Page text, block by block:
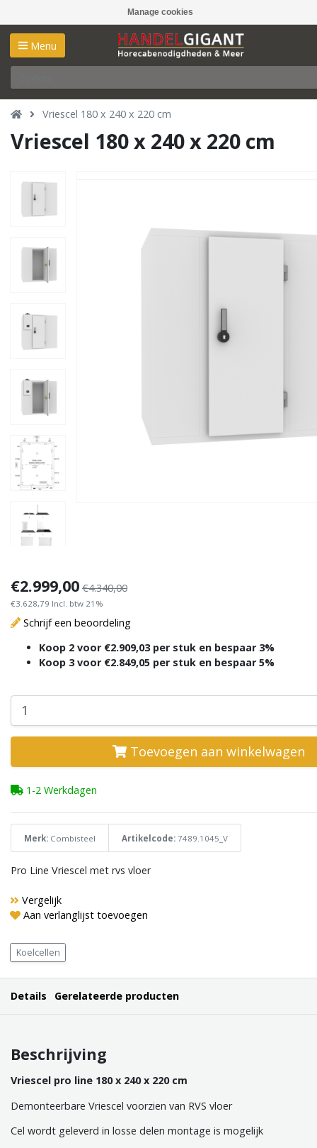
Manage cookies
Menu
Vriescel 180 x 240 x 220 cm
Vriescel 180 x 240 x 220 cm
€2.999,00 €4.340,00
€3.628,79 Incl. btw 21%
Schrijf een beoordeling
Koop 2 voor €2.909,03 per stuk en bespaar 3%
Koop 3 voor €2.849,05 per stuk en bespaar 5%
Toevoegen aan winkelwagen
1-2 Werkdagen
Merk: Combisteel Artikelcode: 7489.1045_V
Pro Line Vriescel met rvs vloer
Vergelijk
Aan verlanglijst toevoegen
Koelcellen
Details Gerelateerde producten
Beschrijving
Vriescel pro line 180 x 240 x 220 cm
Demonteerbare Vriescel voorzien van RVS vloer
Cel wordt geleverd in losse delen montage is mogelijk